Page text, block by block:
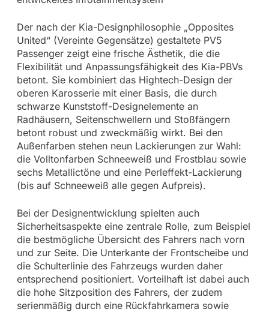
Der nach der Kia-Designphilosophie „Opposites
United“ (Vereinte Gegensätze) gestaltete PV5
Passenger zeigt eine frische Ästhetik, die die
Flexibilität und Anpassungsfähigkeit des Kia-PBVs
betont. Sie kombiniert das Hightech-Design der
oberen Karosserie mit einer Basis, die durch
schwarze Kunststoff-Designelemente an
Radhäusern, Seitenschwellern und Stoßfängern
betont robust und zweckmäßig wirkt. Bei den
Außenfarben stehen neun Lackierungen zur Wahl:
die Volltonfarben Schneeweiß und Frostblau sowie
sechs Metallictöne und eine Perleffekt-Lackierung
(bis auf Schneeweiß alle gegen Aufpreis).
Bei der Designentwicklung spielten auch
Sicherheitsaspekte eine zentrale Rolle, zum Beispiel
die bestmögliche Übersicht des Fahrers nach vorn
und zur Seite. Die Unterkante der Frontscheibe und
die Schulterlinie des Fahrzeugs wurden daher
entsprechend positioniert. Vorteilhaft ist dabei auch
die hohe Sitzposition des Fahrers, der zudem
serienmäßig durch eine Rückfahrkamera sowie